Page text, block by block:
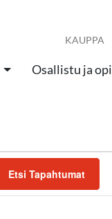
KAUPPA
Osallistu ja opi
Etsi Tapahtumat